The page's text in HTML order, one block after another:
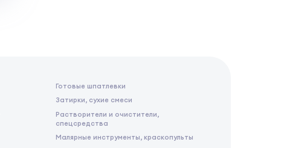
Готовые шпатлевки
Затирки, сухие смеси
Растворители и очистители,
спецсредства
Малярные инструменты, краскопульты